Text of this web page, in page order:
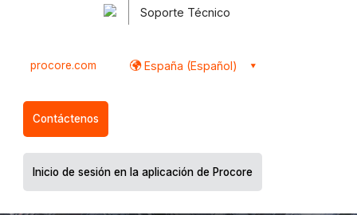
Soporte Técnico
procore.com España (Español)
Contáctenos
Inicio de sesión en la aplicación de Procore